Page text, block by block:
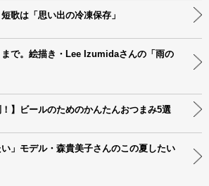
歌は「思い出の冷凍保存」
で。絵描き・Lee Izumidaさんの「雨の
！】ビールのためのかんたんおつまみ5選
い」モデル・森貴美子さんのこの夏したい